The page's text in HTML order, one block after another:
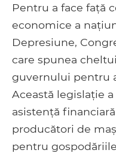
Pentru a face față
economice a
Depresiune,
care spunea
guvernului pentru
Această legislație
asistență
producători de
pentru